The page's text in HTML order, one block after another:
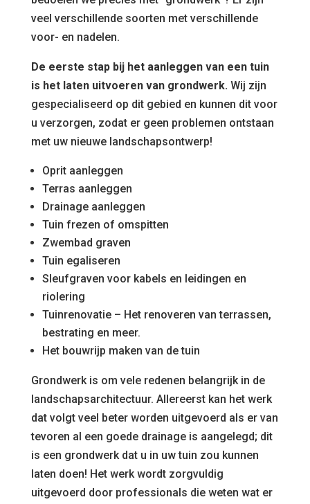
veel verschillende soorten met verschillende
voor- en nadelen.
De eerste stap bij het aanleggen van een tuin
is het laten uitvoeren van grondwerk.Wij zijn
gespecialiseerd op dit gebied en kunnen dit voor
u verzorgen, zodat er geen problemen ontstaan
met uw nieuwe landschapsontwerp!
Oprit aanleggen
Terras aanleggen
Drainage aanleggen
Tuin frezen of omspitten
Zwembad graven
Tuin egaliseren
Sleufgraven voor kabels en leidingen en
riolering
Tuinrenovatie – Het renoveren van terrassen,
bestrating en meer.
Het bouwrijp maken van de tuin
Grondwerk is om vele redenen belangrijk in de
landschapsarchitectuur. Allereerst kan het werk
dat volgt veel beter worden uitgevoerd als er van
tevoren al een goede drainage is aangelegd; dit
is een grondwerk dat u in uw tuin zou kunnen
laten doen! Het werk wordt zorgvuldig
uitgevoerd door professionals die weten wat er